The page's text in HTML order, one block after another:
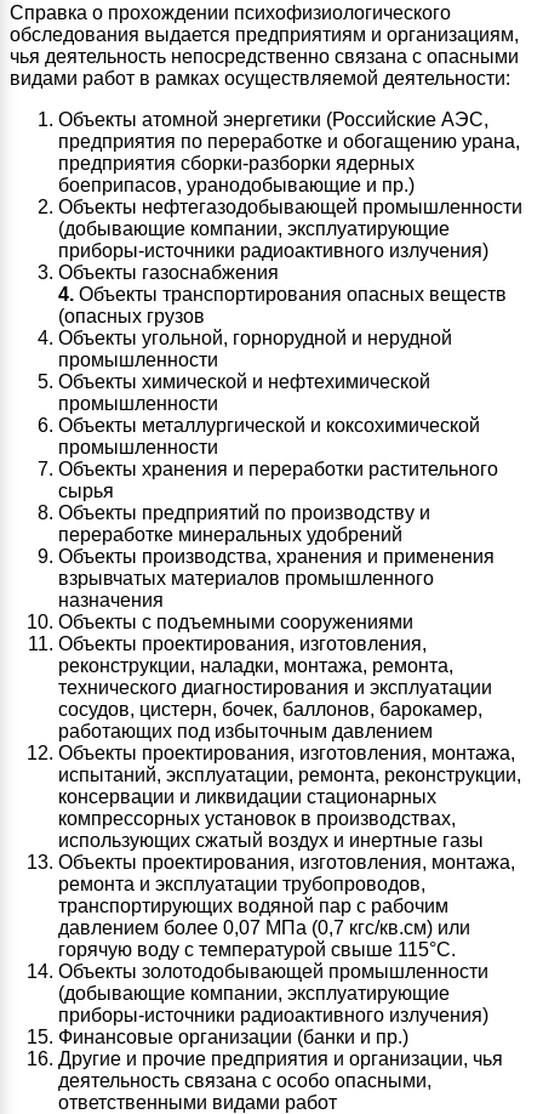
Справка о прохождении психофизиологического
обследования выдается предприятиям и организациям,
чья деятельность непосредственно связана с опасными
видами работ в рамках осуществляемой деятельности:
Объекты атомной энергетики (Российские АЭС,
предприятия по переработке и обогащению урана,
предприятия сборки-разборки ядерных
боеприпасов, уранодобывающие и пр.)
Объекты нефтегазодобывающей промышленности
(добывающие компании, эксплуатирующие
приборы-источники радиоактивного излучения)
Объекты газоснабжения
4. Объекты транспортирования опасных веществ
(опасных грузов
Объекты угольной, горнорудной и нерудной
промышленности
Объекты химической и нефтехимической
промышленности
Объекты металлургической и коксохимической
промышленности
Объекты хранения и переработки растительного
сырья
Объекты предприятий по производству и
переработке минеральных удобрений
Объекты производства, хранения и применения
взрывчатых материалов промышленного
назначения
Объекты с подъемными сооружениями
Объекты проектирования, изготовления,
реконструкции, наладки, монтажа, ремонта,
технического диагностирования и эксплуатации
сосудов, цистерн, бочек, баллонов, барокамер,
работающих под избыточным давлением
Объекты проектирования, изготовления, монтажа,
испытаний, эксплуатации, ремонта, реконструкции,
консервации и ликвидации стационарных
компрессорных установок в производствах,
использующих сжатый воздух и инертные газы
Объекты проектирования, изготовления, монтажа,
ремонта и эксплуатации трубопроводов,
транспортирующих водяной пар с рабочим
давлением более 0,07 МПа (0,7 кгс/кв.см) или
горячую воду с температурой свыше 115°С.
Объекты золотодобывающей промышленности
(добывающие компании, эксплуатирующие
приборы-источники радиоактивного излучения)
Финансовые организации (банки и пр.)
Другие и прочие предприятия и организации, чья
деятельность связана с особо опасными,
ответственными видами работ